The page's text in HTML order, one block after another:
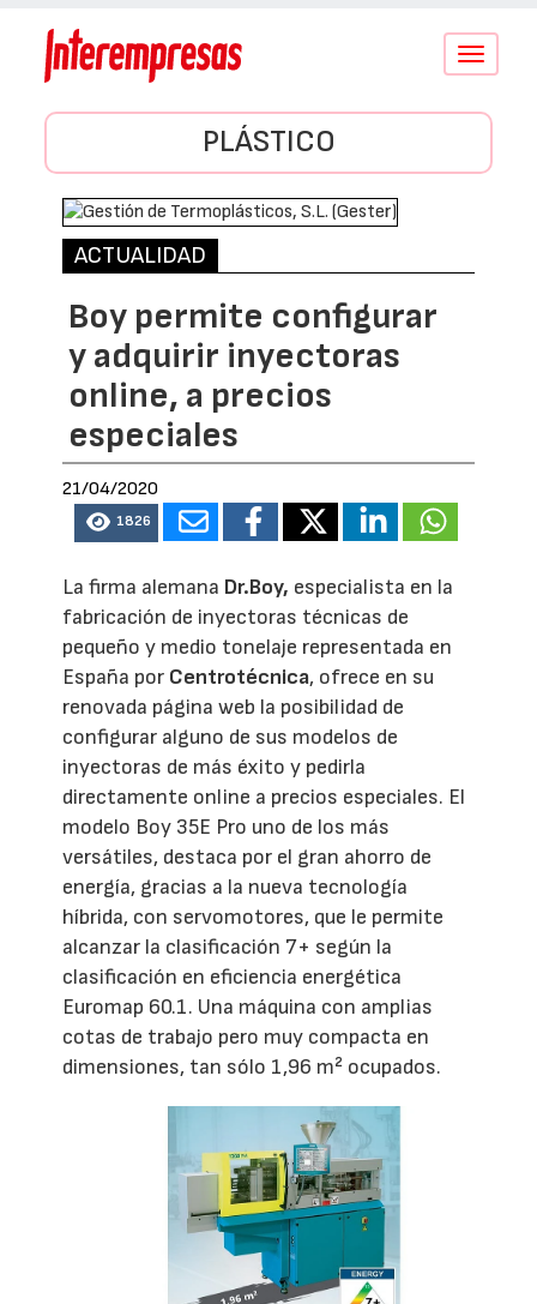
Conmutar
PLÁSTICO
ACTUALIDAD
Boy permite configurar
y adquirir inyectoras
online, a precios
especiales
21/04/2020
1826
La firma alemana Dr.Boy, especialista en la
fabricación de inyectoras técnicas de
pequeño y medio tonelaje representada en
España por Centrotécnica, ofrece en su
renovada página web la posibilidad de
configurar alguno de sus modelos de
inyectoras de más éxito y pedirla
directamente online a precios especiales. El
modelo Boy 35E Pro uno de los más
versátiles, destaca por el gran ahorro de
energía, gracias a la nueva tecnología
híbrida, con servomotores, que le permite
alcanzar la clasificación 7+ según la
clasificación en eficiencia energética
Euromap 60.1. Una máquina con amplias
cotas de trabajo pero muy compacta en
dimensiones, tan sólo 1,96 m² ocupados.